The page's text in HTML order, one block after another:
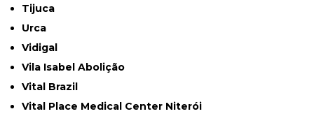
Tijuca
Urca
Vidigal
Vila Isabel Abolição
Vital Brazil
Vital Place Medical Center Niterói